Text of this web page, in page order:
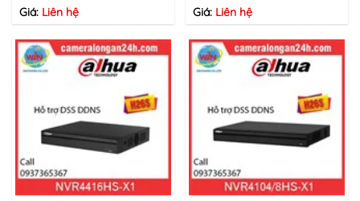
Giá: Liên hệ Giá: Liên hệ